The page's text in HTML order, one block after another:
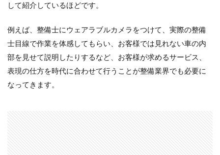
して紹介しているほどです。
例えば、整備士にウェアラブルカメラをつけて、実際の整備
士目線で作業を体感してもらい、お客様では見れない車の内
部を見せて説明したりするなど、お客様が求めるサービス、
表現の仕方を時代に合わせて行うことが整備業界でも必要に
なってきます。